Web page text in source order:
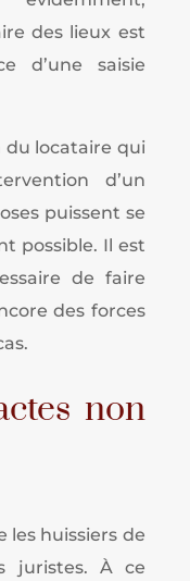
des lieux est
d’une saisie
locataire qui
d’un
puissent se
possible. Il est
de faire
des forces
non
huissiers de
juristes. À ce